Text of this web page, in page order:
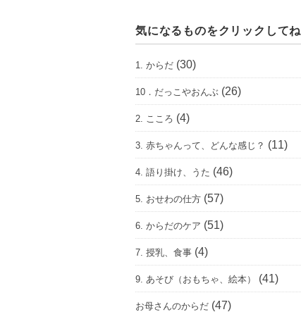
気になるものをクリックしてね
1. からだ (30)
10．だっこやおんぶ (26)
2. こころ (4)
3. 赤ちゃんって、どんな感じ？ (11)
4. 語り掛け、うた (46)
5. おせわの仕方 (57)
6. からだのケア (51)
7. 授乳、食事 (4)
9. あそび（おもちゃ、絵本） (41)
お母さんのからだ (47)